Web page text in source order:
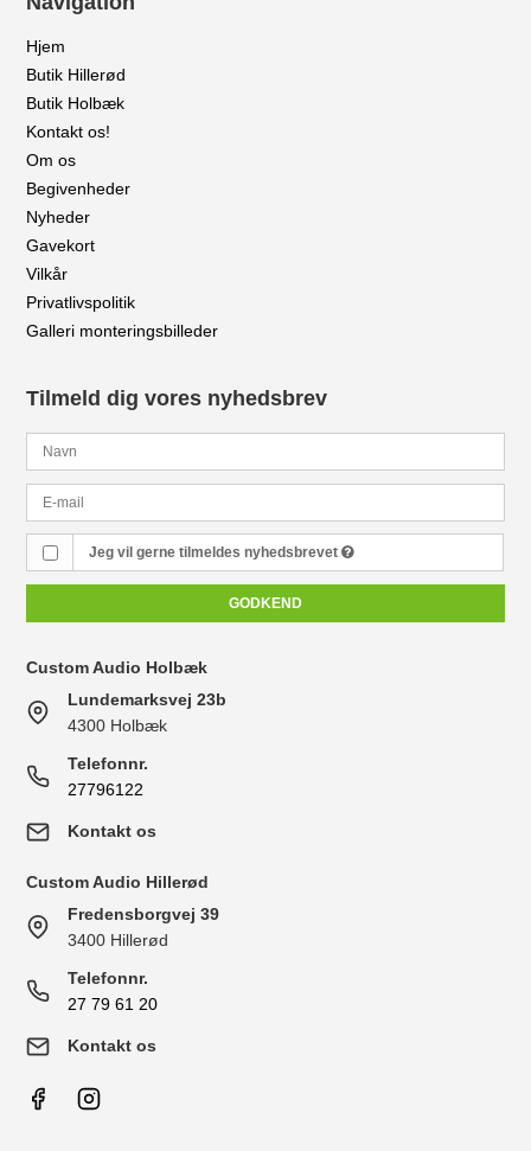
Hjem
Butik Hillerød
Butik Holbæk
Kontakt os!
Om os
Begivenheder
Nyheder
Gavekort
Vilkår
Privatlivspolitik
Galleri monteringsbilleder
Tilmeld dig vores nyhedsbrev
Jeg vil gerne tilmeldes nyhedsbrevet
GODKEND
Custom Audio Holbæk
Lundemarksvej 23b
4300 Holbæk
Telefonnr.
27796122
Kontakt os
Custom Audio Hillerød
Fredensborgvej 39
3400 Hillerød
Telefonnr.
27 79 61 20
Kontakt os